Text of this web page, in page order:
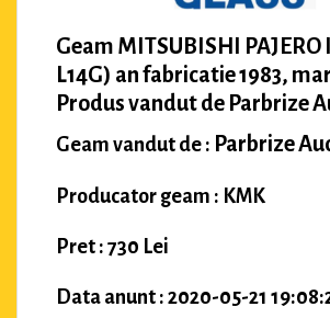
Geam MITSUBISHI PAJERO
L14G) an fabricatie 1983,
Produs vandut de Parbrize
Geam vandut de : Parbrize
Producator geam : KMK
Pret : 730 Lei
Data anunt : 2020-05-21